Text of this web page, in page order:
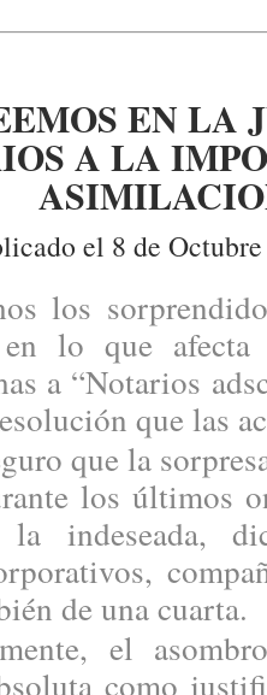
EN LA
A LA
el 8 de
lo que afecta
a “Notarios
que las
que la
los últimos
indeseada,
de una cuarta.
el asombro
como